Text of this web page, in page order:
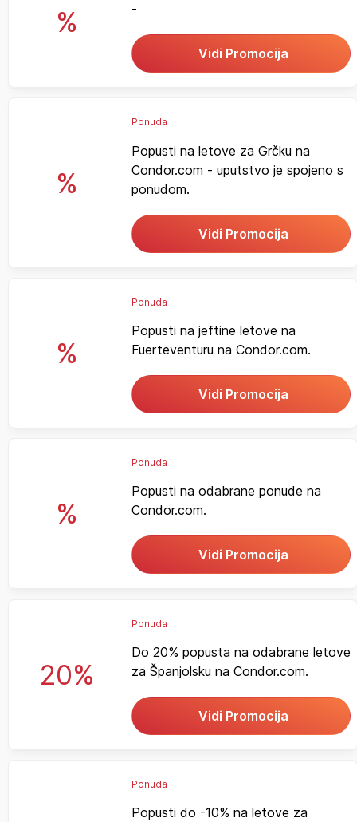
% -
Vidi Promocija
%
Ponuda
Popusti na letove za Grčku na
Condor.com - uputstvo je spojeno s
ponudom.
Vidi Promocija
%
Ponuda
Popusti na jeftine letove na
Fuerteventuru na Condor.com.
Vidi Promocija
%
Ponuda
Popusti na odabrane ponude na
Condor.com.
Vidi Promocija
20%
Ponuda
Do 20% popusta na odabrane letove
za Španjolsku na Condor.com.
Vidi Promocija
Ponuda
Popusti do -10% na letove za